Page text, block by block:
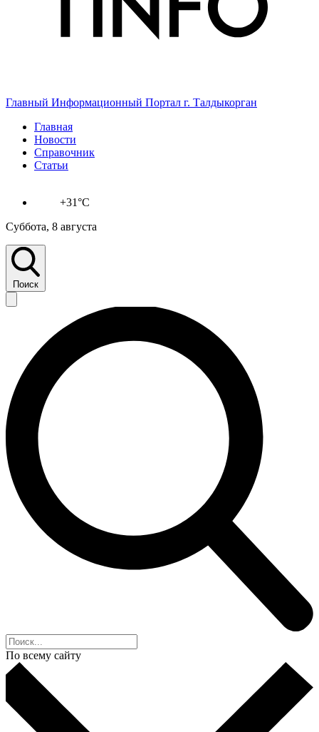
Главный Информационный Портал г. Талдыкорган
Главная
Новости
Справочник
Статьи
+31°C
Суббота, 8 августа
Поиск
По всему сайту